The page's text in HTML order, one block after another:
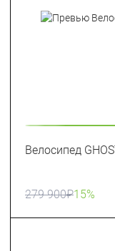
Велосипед
279 900₽15%